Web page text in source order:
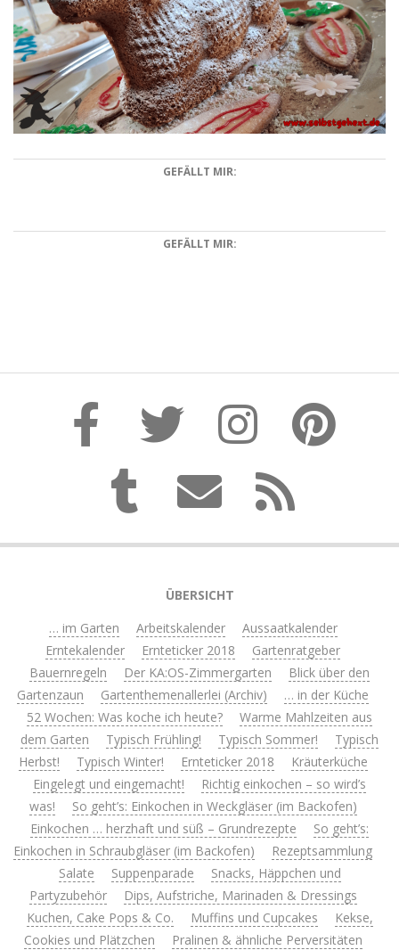
GEFÄLLT MIR:
GEFÄLLT MIR:
03-
ÜBERSICHT
… im Garten
Arbeitskalender
Aussaatkalender
Erntekalender
Ernteticker 2018
Gartenratgeber
Bauernregeln
Der KA:OS-Zimmergarten
Blick über den
Gartenzaun
Gartenthemenallerlei (Archiv)
… in der Küche
52 Wochen: Was koche ich heute?
Warme Mahlzeiten aus
dem Garten
Typisch Frühling! Typisch Sommer!
Typisch
Herbst!
Typisch Winter! Ernteticker 2018
Kräuterküche
Eingelegt und eingemacht!
Richtig einkochen – so wird’s
was!
So geht’s: Einkochen in Weckgläser (im Backofen)
Einkochen … herzhaft und süß – Grundrezepte
So geht’s:
Einkochen in Schraubgläser (im Backofen)
Rezeptsammlung
Salate
Suppenparade
Snacks, Häppchen und
Partyzubehör
Dips, Aufstriche, Marinaden & Dressings
Kuchen, Cake Pops & Co.
Muffins und Cupcakes
Kekse,
Cookies und Plätzchen
Pralinen & ähnliche Perversitäten